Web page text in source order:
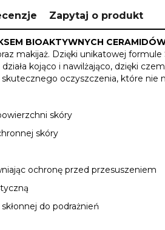
Zapytaj o produkt
BIOAKTYWNYCH
makijaż. Dzięki unikatowej
kojąco i nawilżająco, dzięki
oczyszczenia, które nie
skóry
skóry
ochronę przed przesuszeniem
do podrażnień